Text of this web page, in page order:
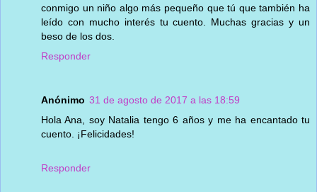
conmigo un niño algo más pequeño que tú que también ha
leído con mucho interés tu cuento. Muchas gracias y un
beso de los dos.
Responder
Anónimo 31 de agosto de 2017 a las 18:59
Hola Ana, soy Natalia tengo 6 años y me ha encantado tu
cuento. ¡Felicidades!
Responder